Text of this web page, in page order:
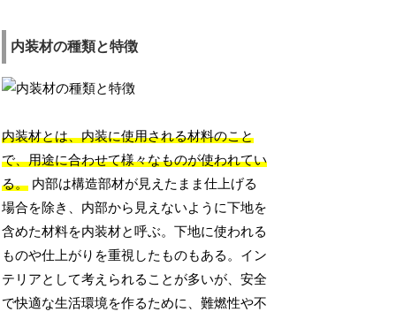
内装材の種類と特徴
内装材とは、内装に使用される材料のこと
で、用途に合わせて様々なものが使われてい
る。 内部は構造部材が見えたまま仕上げる
場合を除き、内部から見えないように下地を
含めた材料を内装材と呼ぶ。下地に使われる
ものや仕上がりを重視したものもある。イン
テリアとして考えられることが多いが、安全
で快適な生活環境を作るために、難燃性や不